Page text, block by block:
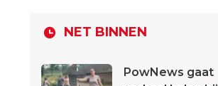
NET BINNEN
PowNews gaat